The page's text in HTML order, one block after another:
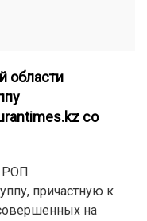
области
со
РОП
причастную к
на